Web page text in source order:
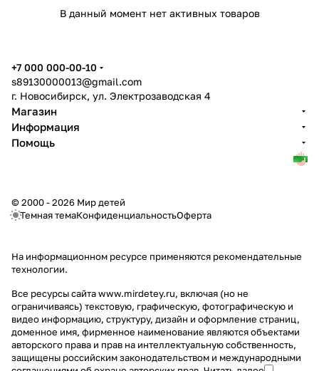
В данный момент нет активных товаров
+7 000 000-00-10
s89130000013@gmail.com
г. Новосибирск, ул. Электрозаводская 4
Магазин
Информация
Помощь
© 2000 - 2026 Мир детей
Темная темаКонфиденциальностьОферта
На информационном ресурсе применяются рекомендательные
технологии.
Все ресурсы сайта www.mirdetey.ru, включая (но не
ограничиваясь) текстовую, графическую, фотографическую и
видео информацию, структуру, дизайн и оформление страниц,
доменное имя, фирменное наименование являются объектами
авторского права и прав на интеллектуальную собственность,
защищены российским законодательством и международными